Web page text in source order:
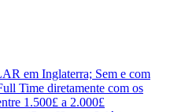
em Inglaterra; Sem e com
Time diretamente com os
1.500£ a 2.000£